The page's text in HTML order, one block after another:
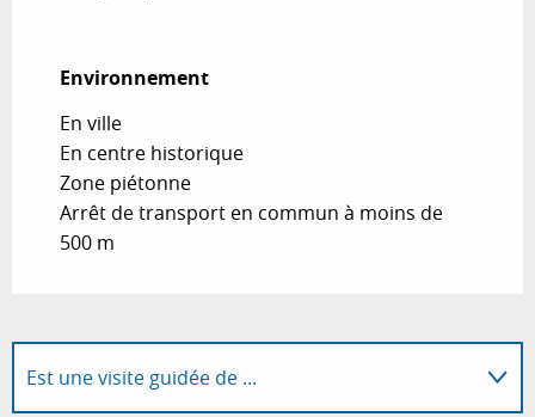
Environnement
Environnement
En ville
En centre historique
Zone piétonne
Arrêt de transport en commun à moins de
500 m
Est une visite guidée de ...